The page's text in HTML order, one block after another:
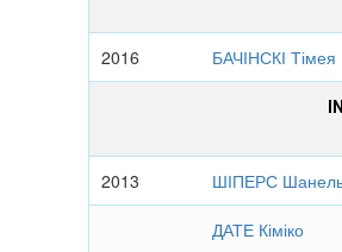
2016 БАЧІНСКІ Тімея
2013 ШІПЕРС
ДАТЕ Кіміко